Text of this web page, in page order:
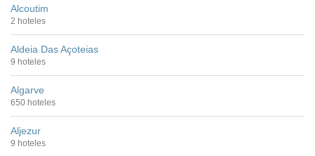
Alcoutim
2 hoteles
Aldeia Das Açoteias
9 hoteles
Algarve
650 hoteles
Aljezur
9 hoteles